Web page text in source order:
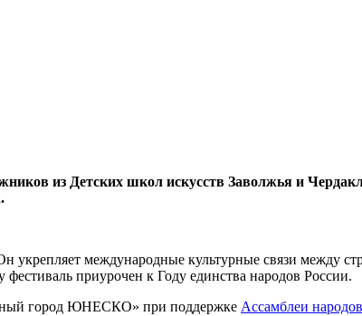
из Детских школ искусств Заволжья и
международные культурные связи между
приурочен к Году единства народов России.
город ЮНЕСКО» при поддержке Ассамблеи